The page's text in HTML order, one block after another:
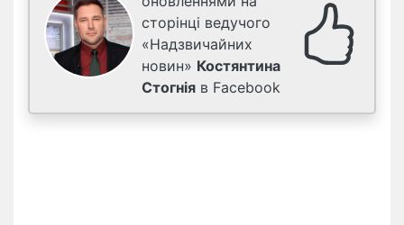
сторінці ведучого
«Надзвичайних
новин» Костянтина
Стогнія в Facebook